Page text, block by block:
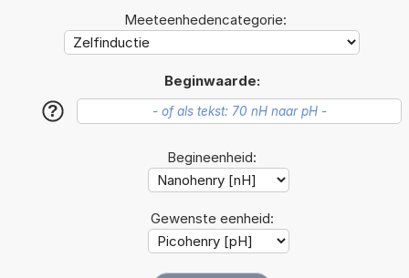
Meeteenhedencategorie:
Beginwaarde:
?
Begineenheid:
Gewenste eenheid: